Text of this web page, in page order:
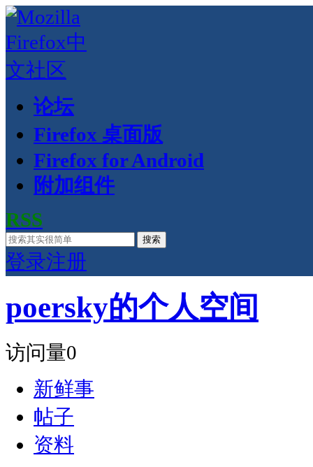
论坛
Firefox 桌面版
Firefox for Android
附加组件
RSS
搜索
登录注册
poersky的个人空间
访问量0
新鲜事
帖子
资料